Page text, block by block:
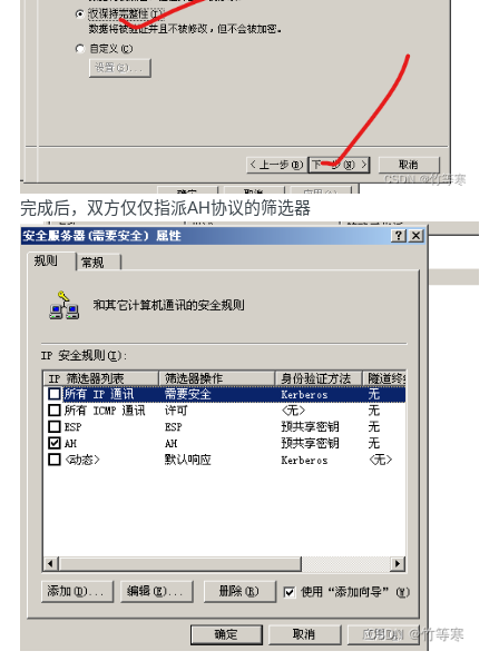
完成后，双方仅仅指派AH协议的筛选器